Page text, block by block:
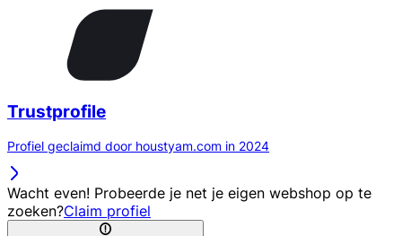
Trustprofile
Profiel geclaimd door houstyam.com in 2024
Wacht even! Probeerde je net je eigen webshop op te
zoeken?Claim profiel